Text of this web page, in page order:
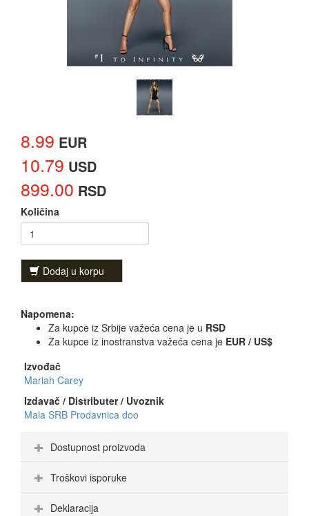
8.99 EUR
10.79 USD
899.00 RSD
Količina
Dodaj u korpu
Napomena:
Za kupce iz Srbije važeća cena je u RSD
Za kupce iz inostranstva važeća cena je EUR / US$
Izvođač
Mariah Carey
Izdavač / Distributer / Uvoznik
Mala SRB Prodavnica doo
Dostupnost proizvoda
Troškovi isporuke
Deklaracija